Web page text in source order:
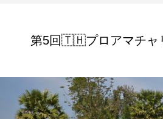
第5回🇹🇭プロアマチャ